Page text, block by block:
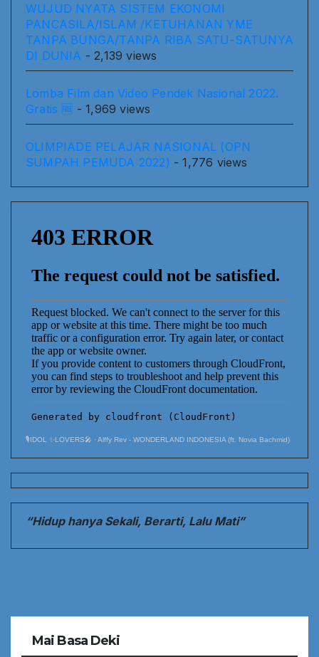
WUJUD NYATA SISTEM EKONOMI
PANCASILA/ISLAM /KETUHANAN YME
TANPA BUNGA/TANPA RIBA SATU-SATUNYA
DI DUNIA - 2,139 views
Lomba Film dan Video Pendek Nasional 2022.
Gratis 🆓 - 1,969 views
OLIMPIADE PELAJAR NASIONAL (OPN
SUMPAH PEMUDA 2022) - 1,776 views
🎙️IDOL ✨LOVERS🎤 · Alffy Rev - WONDERLAND INDONESIA (ft. Novia Bachmid)
“Hidup hanya Sekali, Berarti, Lalu Mati”
Mai Basa Deki